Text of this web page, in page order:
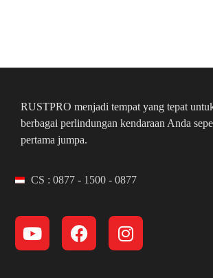
RUSTPRO menjadi tempat yang tepat
berbagai perlindungan kendaraan Anda
pertama jumpa.
CS : 0877 - 1500 - 0877